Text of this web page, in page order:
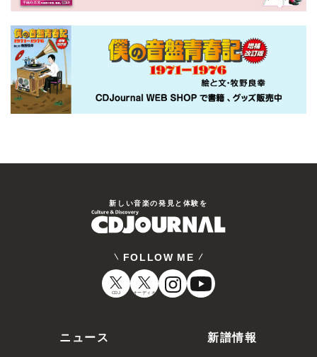
新しい⾳楽の発⾒と体験を
FOLLOW ME
CDJ オーディオ
ニュース
新譜情報